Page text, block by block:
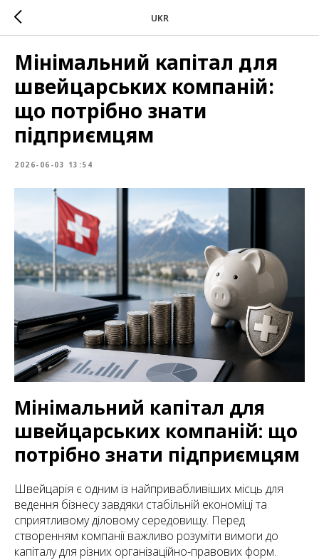
UKR
Мінімальний капітал для
швейцарських компаній:
що потрібно знати
підприємцям
2026-06-03 13:54
Мінімальний капітал для
швейцарських компаній: що
потрібно знати підприємцям
Швейцарія є одним із найпривабливіших місць для
ведення бізнесу завдяки стабільній економіці та
сприятливому діловому середовищу. Перед
створенням компанії важливо розуміти вимоги до
капіталу для різних організаційно-правових форм.